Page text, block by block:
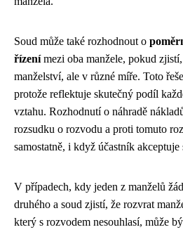
Soud může také rozhodnout o
řízenímezi oba manžele, pokud
manželství, ale v různé míře. Toto
protože reflektuje skutečný podíl
vztahu. Rozhodnutí o náhradě
rozsudku o rozvodu a proti tomuto
samostatně, i když účastník
V případech, kdy jeden z manželů
druhého a soud zjistí, že rozvrat
který s rozvodem nesouhlasí, může